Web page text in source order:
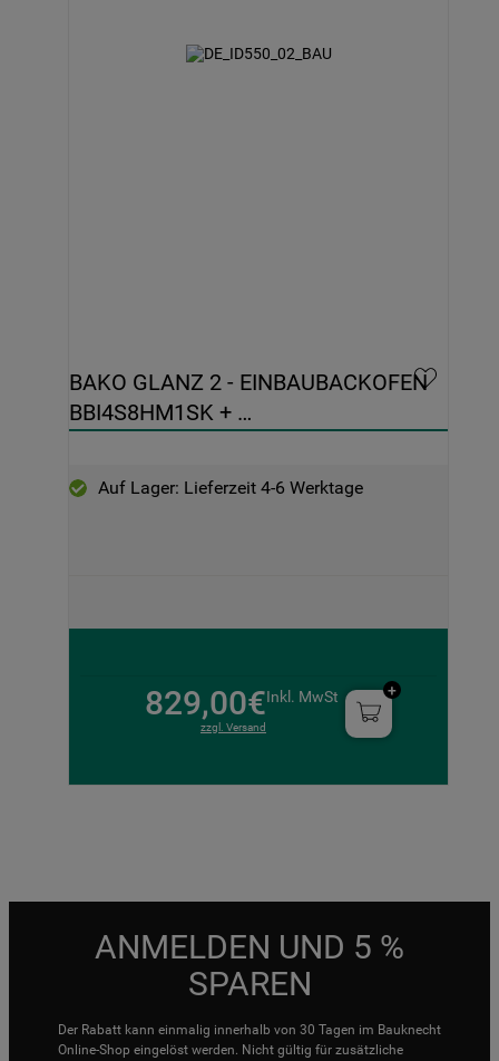
BAKO GLANZ 2 - EINBAUBACKOFEN
BBI4S8HM1SK +
CPFT
Auf Lager: Lieferzeit 4-6 Werktage
829,00€Inkl. MwSt
zzgl. Versand
ANMELDEN UND 5 %
SPAREN
Der Rabatt kann einmalig innerhalb von 30 Tagen im Bauknecht
Online-Shop eingelöst werden. Nicht gültig für zusätzliche